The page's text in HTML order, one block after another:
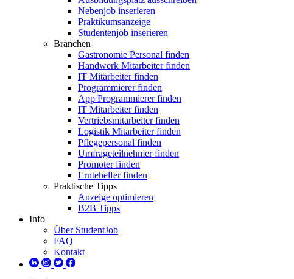
Nebenjob inserieren
Praktikumsanzeige
Studentenjob inserieren
Branchen
Gastronomie Personal finden
Handwerk Mitarbeiter finden
IT Mitarbeiter finden
Programmierer finden
App Programmierer finden
IT Mitarbeiter finden
Vertriebsmitarbeiter finden
Logistik Mitarbeiter finden
Pflegepersonal finden
Umfrageteilnehmer finden
Promoter finden
Erntehelfer finden
Praktische Tipps
Anzeige optimieren
B2B Tipps
Info
Über StudentJob
FAQ
Kontakt